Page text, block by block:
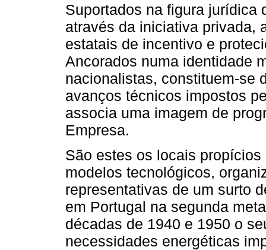
Suportados na figura jurídica
através da iniciativa privada,
estatais de incentivo e
Ancorados numa identidade
nacionalistas, constituem-se
avanços técnicos impostos
associa uma imagem de
Empresa.
São estes os locais
modelos tecnológicos,
representativas de um surto
em Portugal na segunda
décadas de 1940 e 1950 o
necessidades energéticas